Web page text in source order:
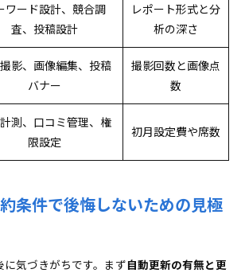
ワード設計、競合調
査、投稿設計
レポート形式と分
析の深さ
影、画像編集、投稿
バナー
撮影回数と画像点
数
測、口コミ管理、権
限設定
初月設定費や席数
条件で後悔しないための見極
気づきがちです。まず自動更新の有無と更